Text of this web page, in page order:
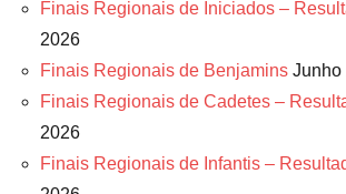
Finais Regionais de Iniciados –
2026
Finais Regionais de Benjamins Junho
Finais Regionais de Cadetes –
2026
Finais Regionais de Infantis –